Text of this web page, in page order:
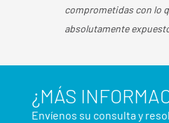
comprometidas con lo
absolutamente
¿MÁS
Envíenos su consulta y